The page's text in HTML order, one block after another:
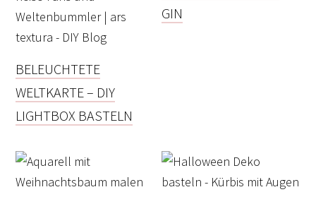
BELEUCHTETE
WELTKARTE – DIY
LIGHTBOX BASTELN
GIN